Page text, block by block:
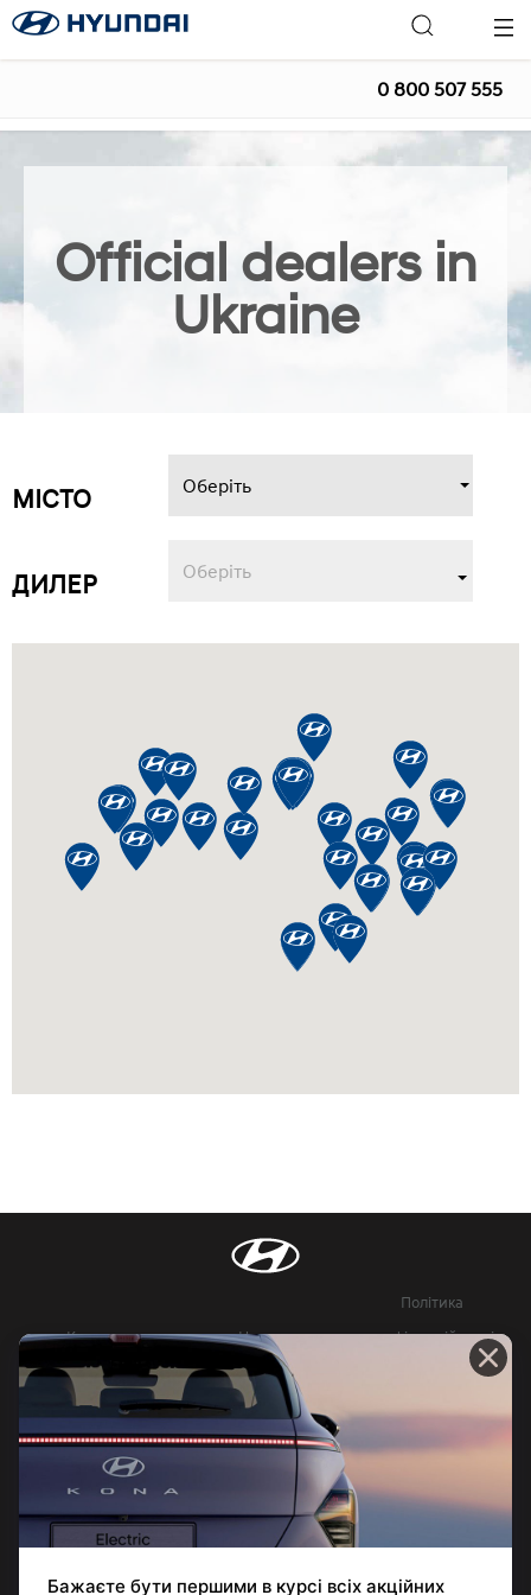
0 800 507 555
Official dealers in
Ukraine
МІСТО
ДИЛЕР
Контакти Новини
Політика
конфіденційності
Юридична
інформація
Довідник офіційних
витрат палива та
викидів СО2